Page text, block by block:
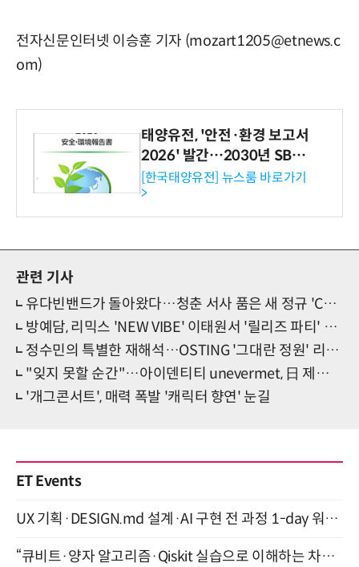
전자신문인터넷 이승훈 기자 (mozart1205@etnews.c
om)
태양유전, '안전·환경 보고서
2026' 발간…2030년 SBT
수준 온실가스 감축 추진
[한국태양유전] 뉴스룸 바로가기
>
관련 기사
유다빈밴드가 돌아왔다…청춘 서사 품은 새 정규 'CODA'
방예담, 리믹스 'NEW VIBE' 이태원서 '릴리즈 파티' 개최
정수민의 특별한 재해석…OSTING '그대란 정원' 리메이크
"잊지 못할 순간"…아이덴티티 unevermet, 日 제대로 홀렸다
'개그콘서트', 매력 폭발 '캐릭터 향연' 눈길
ET Events
UX 기획·DESIGN.md 설계·AI 구현 전 과정 1-day 워크숍 with Claude Code·Codex 9월 15일 개최
“큐비트·양자 알고리즘·Qiskit 실습으로 이해하는 차세대 컴퓨팅” (8/28)